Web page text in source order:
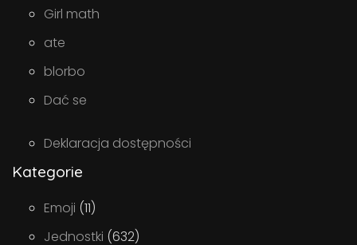
Girl math
ate
blorbo
Dać se
Deklaracja dostępności
Kategorie
Emoji (11)
Jednostki (632)